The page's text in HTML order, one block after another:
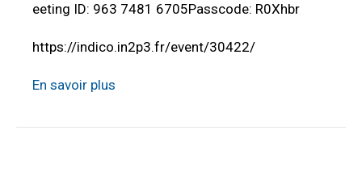
eeting ID: 963 7481 6705Passcode: R0Xhbr
https://indico.in2p3.fr/event/30422/
En savoir plus